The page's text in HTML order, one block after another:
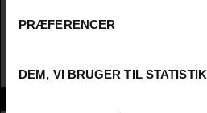
PRÆFERENCER
DEM, VI BRUGER TIL STATISTIK